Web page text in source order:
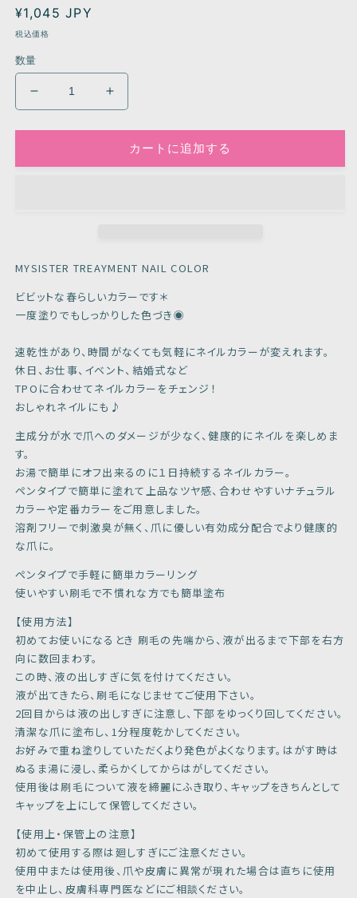
(1)
を
く
通
常
格
¥1,045 JPY
税込価格
数量
03
パ
ジ
ジ
数
量
を
減
ら
す
OP-
03
パ
ジ
ジ
数
量
を
増
や
す
カートに追加する
MYSISTER TREAYMENT NAIL COLOR
ビビットな春らしいカラーです＊
一度塗りでもしっかりした色づき◉
速乾性があり、時間がなくても気軽にネイルカラーが変えれます。
休日、お仕事、イベント、結婚式など
TPOに合わせてネイルカラーをチェンジ！
おしゃれネイルにも♪
主成分が水で爪へのダメージが少なく、健康的にネイルを楽しめま
す。
お湯で簡単にオフ出来るのに１日持続するネイルカラー。
ペンタイプで簡単に塗れて上品なツヤ感、合わせやすいナチュラル
カラーや定番カラーをご用意しました。
溶剤フリーで刺激臭が無く、爪に優しい有効成分配合でより健康的
な爪に。
ペンタイプで手軽に簡単カラーリング
使いやすい刷毛で不慣れな方でも簡単塗布
【使用方法】
初めてお使いになるとき 刷毛の先端から、液が出るまで下部を右方
向に数回まわす。
この時、液の出しすぎに気を付けてください。
液が出てきたら、刷毛になじませてご使用下さい。
2回目からは液の出しすぎに注意し、下部をゆっくり回してください。
清潔な爪に塗布し、1分程度乾かしてください。
お好みで重ね塗りしていただくより発色がよくなります。はがす時は
ぬるま湯に浸し、柔らかくしてからはがしてください。
使用後は刷毛について液を締麗にふき取り、キャップをきちんとして
キャップを上にして保管してください。
【使用上・保管上の注意】
初めて使用する際は廻しすぎにご注意ください。
使用中または使用後、爪や皮膚に異常が現れた場合は直ちに使用
を中止し、皮膚科専門医などにご相談ください。